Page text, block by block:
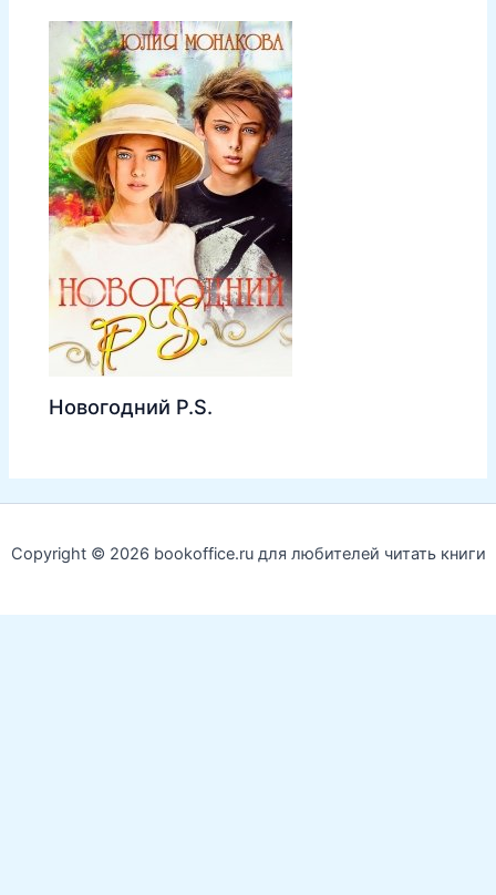
Новогодний P.S.
Copyright © 2026 bookoffice.ru для любителей читать книги